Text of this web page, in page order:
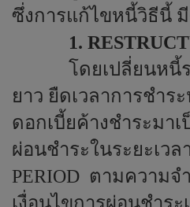
ซึ่งการแก้ไขหนี้วิธีนี้
1.
โดยเปลี่ยนหนี้
ยาว ยืดเวลาการชำร
ดอกเบี้ยค้างชำระมาเ
ผ่อนชำระในระยะเวล
PERIOD ตามความจ